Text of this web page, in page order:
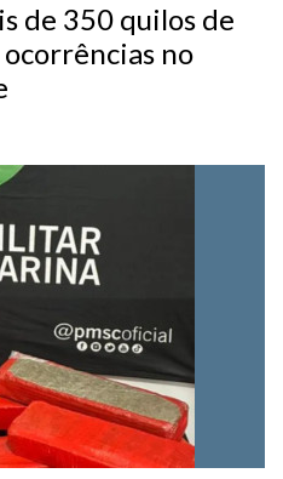
de 350 quilos de
ocorrências no